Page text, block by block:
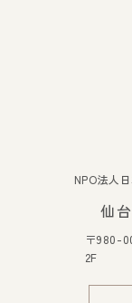
NPO法人
仙
〒980-
2F